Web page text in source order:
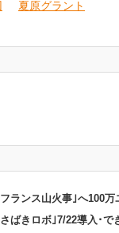
夏原グラント
ランス山火事｣へ100
ばきロボ｣7/22導入･で